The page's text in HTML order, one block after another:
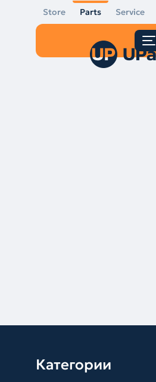
Store Parts Service
Категории